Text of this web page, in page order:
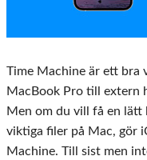
Time Machine är ett bra
MacBook Pro till extern
Men om du vill få en lätt
viktiga filer på Mac, gör
Machine. Till sist men